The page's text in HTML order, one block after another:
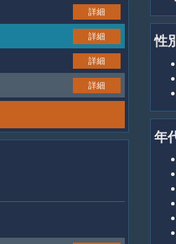
詳細
詳細
詳細
詳細
性
年